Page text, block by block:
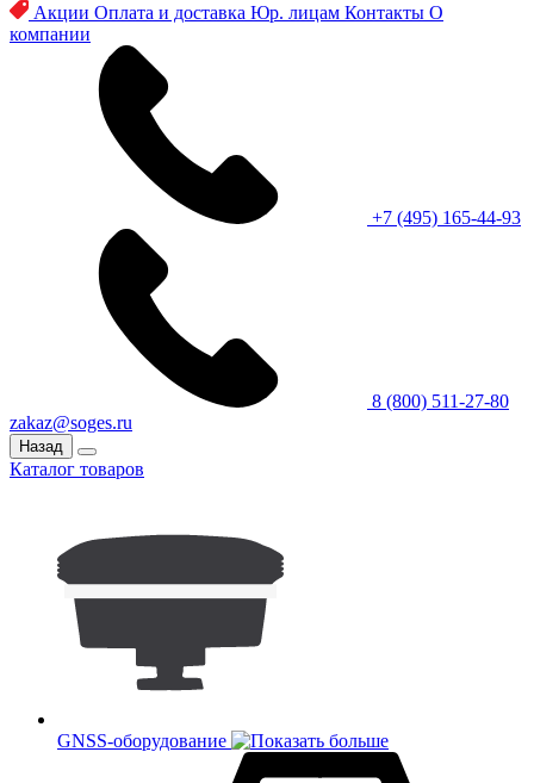
Акции Оплата и доставка Юр. лицам Контакты О
компании
+7 (495) 165-44-93
8 (800) 511-27-80
zakaz@soges.ru
Назад
Каталог товаров
GNSS-оборудование